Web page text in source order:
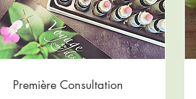
Première Consultation